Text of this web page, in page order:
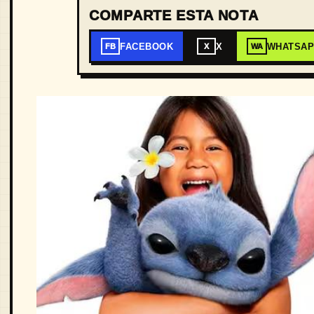
COMPARTE ESTA NOTA
FB FACEBOOK X X WA